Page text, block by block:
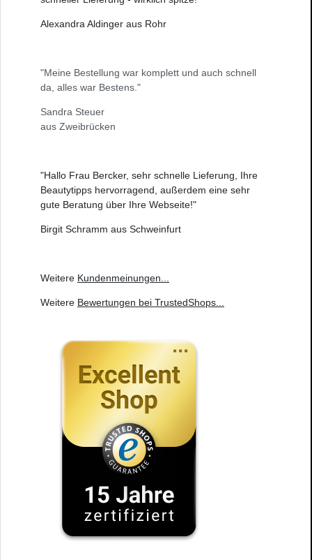
Alexandra Aldinger aus Rohr
"Meine Bestellung war komplett und auch schnell
da, alles war Bestens."
Sandra Steuer
aus Zweibrücken
"Hallo Frau Bercker, sehr schnelle Lieferung, Ihre
Beautytipps hervorragend, außerdem eine sehr
gute Beratung über Ihre Webseite!"
Birgit Schramm aus Schweinfurt
Weitere Kundenmeinungen
Weitere Bewertungen bei TrustedShops